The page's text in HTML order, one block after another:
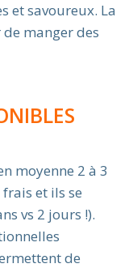
et savoureux. La
manger des
moyenne 2 à 3
et ils se
vs 2 jours !).
de